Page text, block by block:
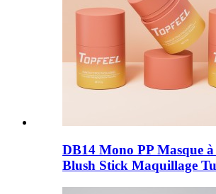
DB14 Mono PP Masque à
Blush Stick Maquillage